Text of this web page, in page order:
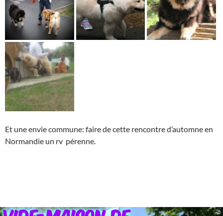
Et une envie commune: faire de cette rencontre d’automne en
Normandie un rv pérenne.